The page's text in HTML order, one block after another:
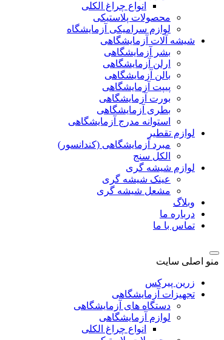
انواع چراغ الکلی
محصولات پلاستیکی
لوازم سرامیکی آزمایشگاه
شیشه آلات آزمایشگاهی
بشر آزمایشگاهی
ارلن آزمایشگاهی
بالن آزمایشگاهی
پیپت آزمایشگاهی
بورت آزمایشگاهی
بطری آزمایشگاهی
استوانه مدرج آزمایشگاهی
لوازم تقطیر
مبرد آزمایشگاهی (کندانسور)
الکل سنج
لوازم شیشه گری
عینک شیشه گری
مشعل شیشه گری
وبلاگ
درباره ما
تماس با ما
منو اصلی سایت
زرین پیرکس
تجهیزات آزمایشگاهی
دستگاه های آزمایشگاهی
لوازم آزمایشگاهی
انواع چراغ الکلی